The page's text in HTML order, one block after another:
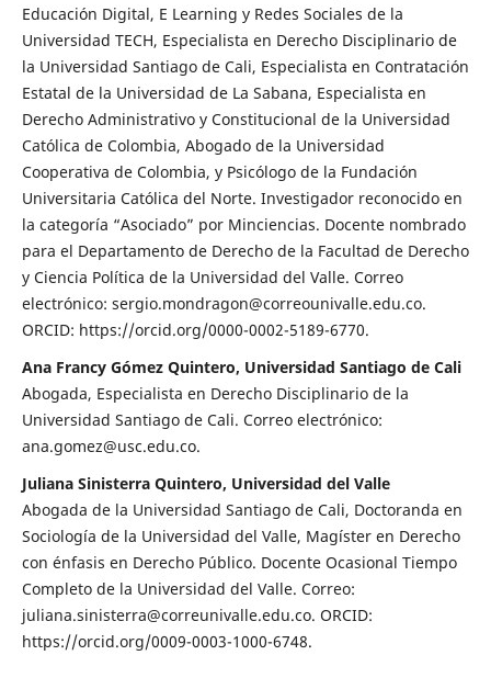
Educación Digital, E Learning y Redes Sociales de la
Universidad TECH, Especialista en Derecho Disciplinario de
la Universidad Santiago de Cali, Especialista en Contratación
Estatal de la Universidad de La Sabana, Especialista en
Derecho Administrativo y Constitucional de la Universidad
Católica de Colombia, Abogado de la Universidad
Cooperativa de Colombia, y Psicólogo de la Fundación
Universitaria Católica del Norte. Investigador reconocido en
la categoría “Asociado” por Minciencias. Docente nombrado
para el Departamento de Derecho de la Facultad de Derecho
y Ciencia Política de la Universidad del Valle. Correo
electrónico: sergio.mondragon@correounivalle.edu.co.
ORCID: https://orcid.org/0000-0002-5189-6770.
Ana Francy Gómez Quintero, Universidad Santiago de Cali
Abogada, Especialista en Derecho Disciplinario de la
Universidad Santiago de Cali. Correo electrónico:
ana.gomez@usc.edu.co.
Juliana Sinisterra Quintero, Universidad del Valle
Abogada de la Universidad Santiago de Cali, Doctoranda en
Sociología de la Universidad del Valle, Magíster en Derecho
con énfasis en Derecho Público. Docente Ocasional Tiempo
Completo de la Universidad del Valle. Correo:
juliana.sinisterra@correunivalle.edu.co. ORCID:
https://orcid.org/0009-0003-1000-6748.